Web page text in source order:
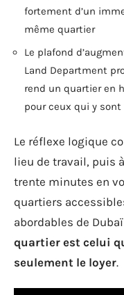
fortement d’un
même quartier
Le plafond
Land Department
rend un quartier en
pour ceux qui y
Le réflexe logique
lieu de travail, puis
trente minutes en
quartiers
abordables de
quartier est celui
seulement le loyer.